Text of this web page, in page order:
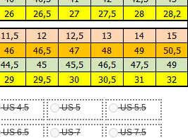
US 4.5 US 5 US 5.5
US 6.5 US 7 US 7.5